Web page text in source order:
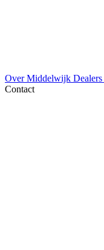
Over Middelwijk Dealers
Contact